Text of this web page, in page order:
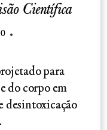
Científica
para
do corpo em
desintoxicação